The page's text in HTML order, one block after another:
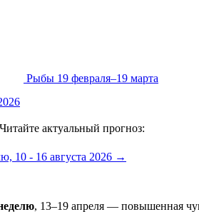
Рыбы 19 февраля–19 марта
актуальный прогноз:
10 - 16 августа 2026 →
, 13–19 апреля — повышенная